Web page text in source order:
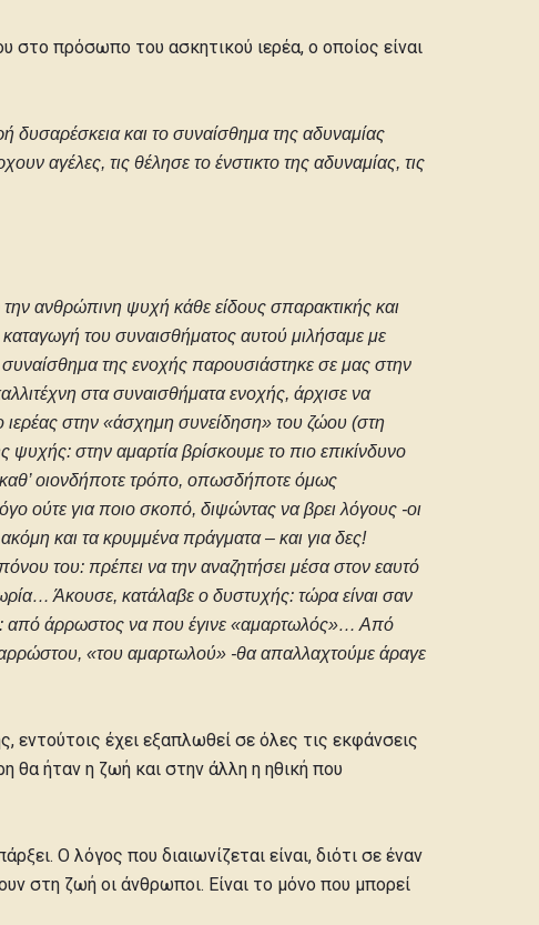
πρόσωπο του ασκητικού ιερέα, ο οποίος είναι
δυσαρέσκεια και το συναίσθημα της αδυναμίας
αγέλες, τις θέλησε το ένστικτο της αδυναμίας, τις
ανθρώπινη ψυχή κάθε είδους σπαρακτικής και
καταγωγή του συναισθήματος αυτού μιλήσαμε με
της ενοχής παρουσιάστηκε σε μας στην
στα συναισθήματα ενοχής, άρχισε να
στην «άσχημη συνείδηση» του ζώου (στη
στην αμαρτία βρίσκουμε το πιο επικίνδυνο
καθ’ οιονδήποτε τρόπο, οπωσδήποτε όμως
ούτε για ποιο σκοπό, διψώντας να βρει λόγους -οι
και τα κρυμμένα πράγματα – και για δες!
του: πρέπει να την αναζητήσει μέσα στον εαυτό
Άκουσε, κατάλαβε ο δυστυχής: τώρα είναι σαν
από άρρωστος να που έγινε «αμαρτωλός»… Από
αρρώστου, «του αμαρτωλού» -θα απαλλαχτούμε άραγε
εντούτοις έχει εξαπλωθεί σε όλες τις εκφάνσεις
θα ήταν η ζωή και στην άλλη η ηθική που
Ο λόγος που διαιωνίζεται είναι, διότι σε έναν
στη ζωή οι άνθρωποι. Είναι το μόνο που μπορεί